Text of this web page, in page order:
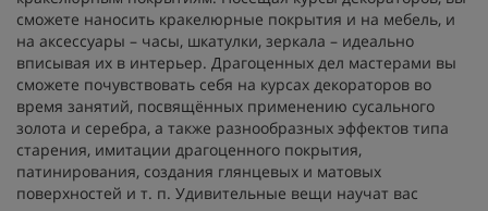
сможете наносить кракелюрные покрытия и на мебель, и
на аксессуары – часы, шкатулки, зеркала – идеально
вписывая их в интерьер. Драгоценных дел мастерами вы
сможете почувствовать себя на курсах декораторов во
время занятий, посвящённых применению сусального
золота и серебра, а также разнообразных эффектов типа
старения, имитации драгоценного покрытия,
патинирования, создания глянцевых и матовых
поверхностей и т. п. Удивительные вещи научат вас